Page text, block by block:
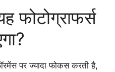
फोटोग्राफर्स
पर ज्यादा फोकस करती है,